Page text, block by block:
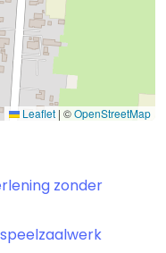
Leaflet | ©OpenStreetMap
zonder